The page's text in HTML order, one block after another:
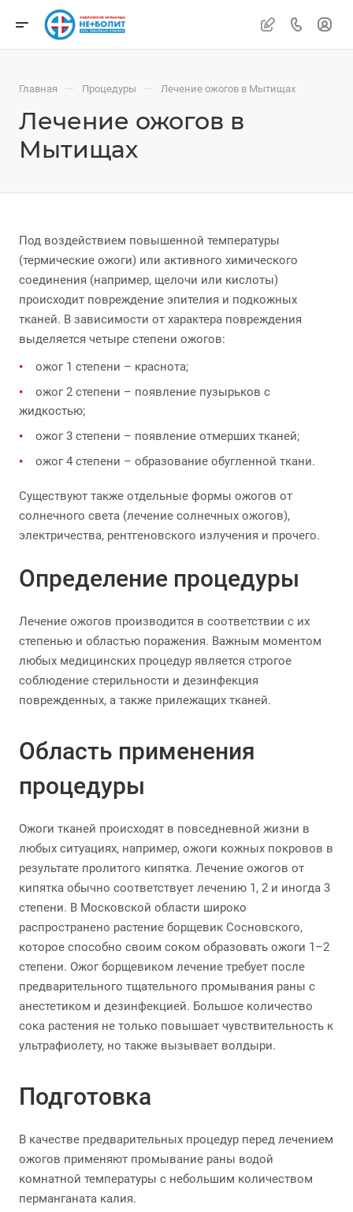
Главная — Процедуры — Лечение ожогов в Мытищах
Лечение ожогов в
Мытищах
Под воздействием повышенной температуры
(термические ожоги) или активного химического
соединения (например, щелочи или кислоты)
происходит повреждение эпителия и подкожных
тканей. В зависимости от характера повреждения
выделяется четыре степени ожогов:
ожог 1 степени – краснота;
ожог 2 степени – появление пузырьков с
жидкостью;
ожог 3 степени – появление отмерших тканей;
ожог 4 степени – образование обугленной ткани.
Существуют также отдельные формы ожогов от
солнечного света (лечение солнечных ожогов),
электричества, рентгеновского излучения и прочего.
Определение процедуры
Лечение ожогов производится в соответствии с их
степенью и областью поражения. Важным моментом
любых медицинских процедур является строгое
соблюдение стерильности и дезинфекция
поврежденных, а также прилежащих тканей.
Область применения
процедуры
Ожоги тканей происходят в повседневной жизни в
любых ситуациях, например, ожоги кожных покровов в
результате пролитого кипятка. Лечение ожогов от
кипятка обычно соответствует лечению 1, 2 и иногда 3
степени. В Московской области широко
распространено растение борщевик Сосновского,
которое способно своим соком образовать ожоги 1–2
степени. Ожог борщевиком лечение требует после
предварительного тщательного промывания раны с
анестетиком и дезинфекцией. Большое количество
сока растения не только повышает чувствительность к
ультрафиолету, но также вызывает волдыри.
Подготовка
В качестве предварительных процедур перед лечением
ожогов применяют промывание раны водой
комнатной температуры с небольшим количеством
перманганата калия.